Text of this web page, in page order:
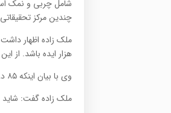
شامل چربی و نمک
چندین مرکز
ملک زاده اظهار
هزار ایده باشد. از
وی با بیان اینکه ۸۵ درصد از مقالات در سطح جهان پایه ای هستند و به محصول تبدیل نمی شوند.
ملک زاده گفت: شاید از مجموعه ایده ها ۱۵ درصد به